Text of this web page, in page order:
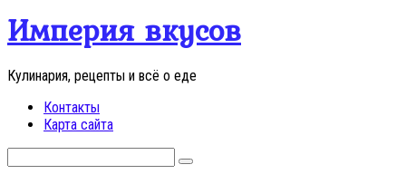
Перейти
контенту
Империя вкусов
Кулинария, рецепты и всё о еде
Контакты
Карта сайта